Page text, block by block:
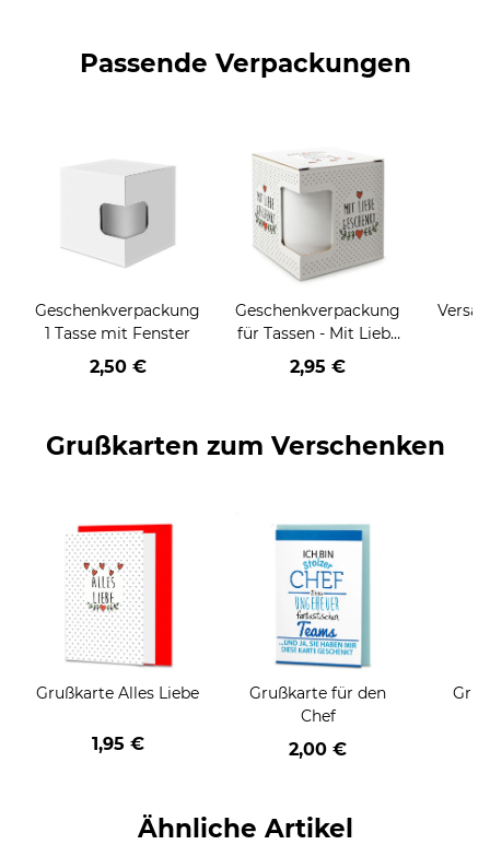
Passende Verpackungen
Geschenkverpackung
1 Tasse mit Fenster
2,50 €
Geschenkverpackung
für Tassen - Mit Liebe
geschenkt
2,95 €
Grußkarten zum Verschenken
Grußkarte Alles Liebe
1,95 €
Grußkarte für den
Chef
2,00 €
Ähnliche Artikel